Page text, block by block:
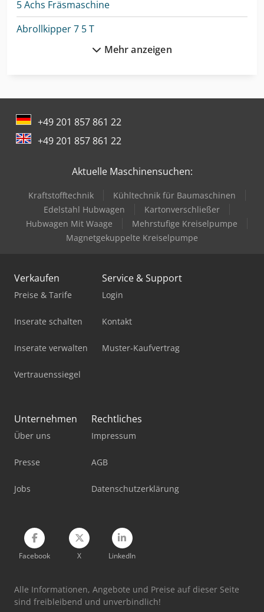
5 Achs Fräsmaschine
Abrollkipper 7 5 T
Drahtricht- Und Abschneidemaschine
Enthaarungsmaschine Für Schweine
Gabelstapler Diesel
Gabelstapler Elektro
Holz Cnc
Holz Schredder
Hubwagen Manuell
Lagun L 1400
Mercdes 1113
Mobiles Sägewerk
Standbodenbeutel-Füll- Und Verschließmaschine
Werkstatt-Auflösung
Werkstattpresse 100 T
Werkzeug-Einstell- Und Messgerät
Mehr anzeigen
+49 201 857 861 22
+49 201 857 861 22
Aktuelle Maschinensuchen:
Kraftstofftechnik
Kühltechnik für Baumaschinen
Edelstahl Hubwagen
Kartonverschließer
Hubwagen Mit Waage
Mehrstufige Kreiselpumpe
Magnetgekuppelte Kreiselpumpe
Verkaufen
Preise & Tarife
Inserate schalten
Inserate verwalten
Vertrauenssiegel
Service & Support
Login
Kontakt
Muster-Kaufvertrag
Unternehmen
Über uns
Presse
Jobs
Rechtliches
Impressum
AGB
Datenschutzerklärung
Facebook X LinkedIn
Alle Informationen, Angebote und Preise auf dieser Seite
sind freibleibend und unverbindlich!